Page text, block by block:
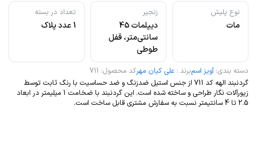
نوع پلیش
مات
زنجیر
دیپلمات 45
سانتی‌متر، قفل
طوطی
تعداد در بسته
1 عدد پلاک
دسته بندی: آویز اسمبرند : علی کیان مهرکد محصول:
711
گردنبند الهه کد 711 از جنس استیل ضدزنگ و ضد حساسیت با رنگ ثابت توسط
زیورآلات نگار طراحی و ساخته شده است. این گردنبند با ضخامت 1 میلیمتر در ابعاد
2.5 تا 4 سانتیمتر نسبت به سفارش مشتری قابل ساخت است.